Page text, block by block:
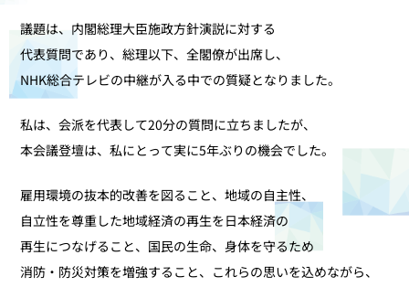
議題は、内閣総理大臣施政方針演説に対する
代表質問であり、総理以下、全閣僚が出席し、
NHK総合テレビの中継が入る中での質疑となりました。
私は、会派を代表して20分の質問に立ちましたが、
本会議登壇は、私にとって実に5年ぶりの機会でした。
雇用環境の抜本的改善を図ること、地域の自主性、
自立性を尊重した地域経済の再生を日本経済の
再生につなげること、国民の生命、身体を守るため
消防・防災対策を増強すること、これらの思いを込めながら、